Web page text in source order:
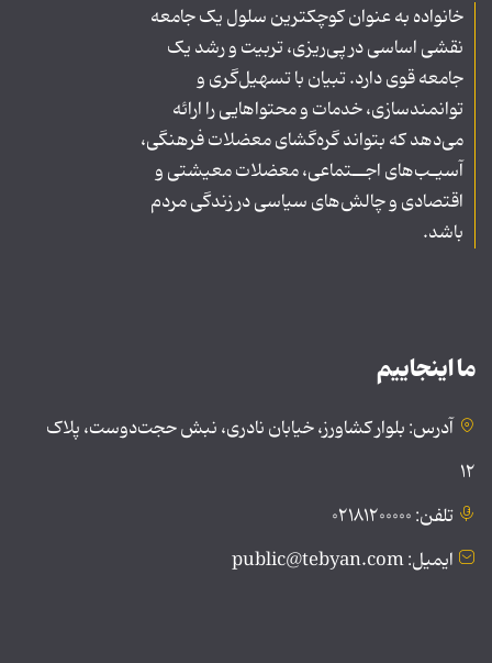
خانواده به عنوان کوچکترین سلول یک جامعه
نقشی اساسی در پی‌ریزی، تربیت و رشد یک
جامعه قوی دارد. تبیان با تسهیل‌گری و
توانمندسازی، خدمات و محتواهایی را ارائه
می‌دهد که بتواند گره‌گشای معضلات فرهنگی،
آسیـب‌های اجــتماعی، معضلات معیشتی و
اقتصادی و چالش‌های سیاسی در زندگی مردم
باشد.
ما اینجاییم
آدرس: بلوار کشاورز، خیابان نادری، نبش حجت‌دوست، پلاک
۱۲
تلفن: ۰۲۱۸۱۲۰۰۰۰۰
ایمیل: public@tebyan.com